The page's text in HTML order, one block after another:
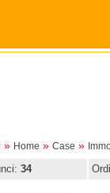
» Home » Case »
34